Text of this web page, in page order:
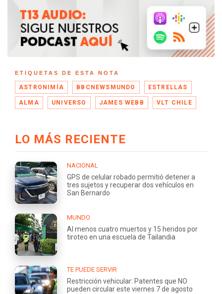
ETIQUETAS DE ESTA NOTA
ASTRONIMÍA BBCNEWSMUNDO ESTRELLAS
ALMA UNIVERSO JAMES WEBB VLT CHILE
LO MÁS RECIENTE
NACIONAL
GPS de celular robado permitió detener a
tres sujetos y recuperar dos vehículos en
San Bernardo
MUNDO
Al menos cuatro muertos y 15 heridos por
tiroteo en una escuela de Tailandia
TE PUEDE SERVIR
Restricción vehicular: Patentes que NO
pueden circular este viernes 7 de agosto